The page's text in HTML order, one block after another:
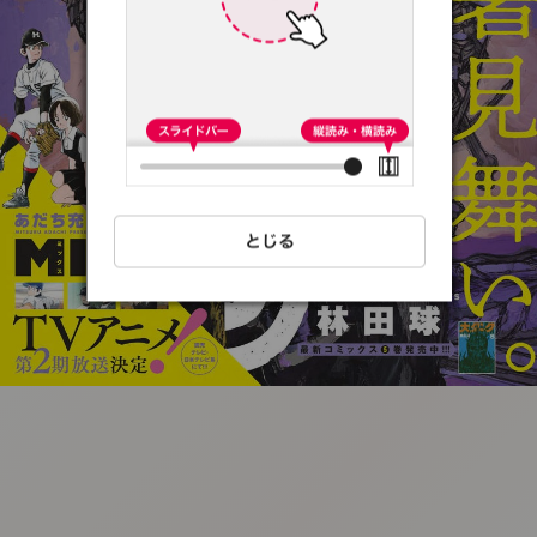
:692.15.691.24:t-
vnqp.lunrzsdszk.vn.oi